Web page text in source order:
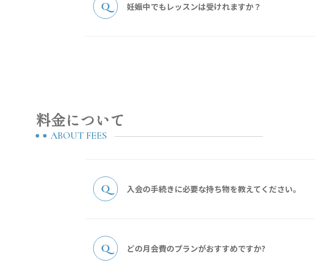
妊娠中でもレッスンは受けれますか？
料金について
ABOUT FEES
入会の手続きに必要な持ち物を教えてください。
どの月会費のプランがおすすめですか?